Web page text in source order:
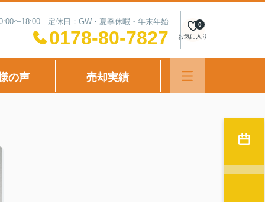
〜18:00 定休日：GW・夏季休暇・年末年始
0178-80-7827 お気に入り
0
の声 売却実績